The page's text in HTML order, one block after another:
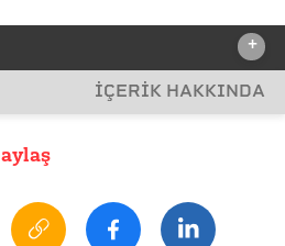
+
İÇERİK HAKKINDA